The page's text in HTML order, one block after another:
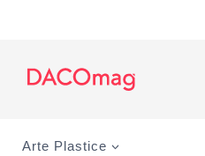
Arte Plastice